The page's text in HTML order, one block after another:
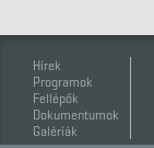
Hírek
Programok
Fellépők
Dokumentumok
Galériák